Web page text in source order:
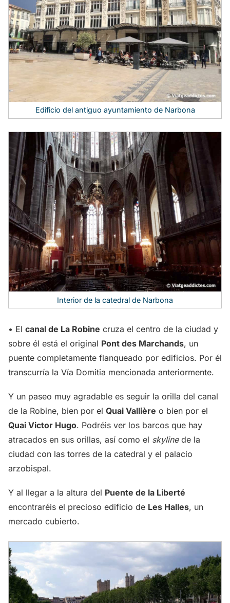
Edificio del antiguo ayuntamiento de Narbona
Interior de la catedral de Narbona
• El canal de La Robine cruza el centro de la ciudad y
sobre él está el original Pont des Marchands, un
puente completamente flanqueado por edificios. Por él
transcurría la Vía Domitia mencionada anteriormente.
Y un paseo muy agradable es seguir la orilla del canal
de la Robine, bien por el Quai Vallière o bien por el
Quai Victor Hugo. Podréis ver los barcos que hay
atracados en sus orillas, así como el skylinede la
ciudad con las torres de la catedral y el palacio
arzobispal.
Y al llegar a la altura del Puente de la Liberté
encontraréis el precioso edificio de Les Halles, un
mercado cubierto.